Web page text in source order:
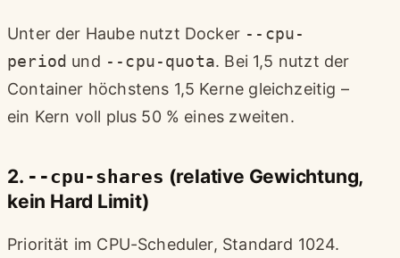
Unter der Haube nutzt Docker --cpu-
period und --cpu-quota. Bei 1,5 nutzt der
Container höchstens 1,5 Kerne gleichzeitig –
ein Kern voll plus 50 % eines zweiten.
2. --cpu-shares (relative Gewichtung,
kein Hard Limit)
Priorität im CPU-Scheduler, Standard 1024.